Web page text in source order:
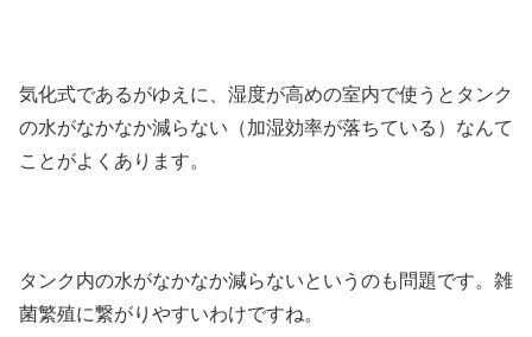
気化式であるがゆえに、湿度が高めの室内で使うとタンク
の水がなかなか減らない（加湿効率が落ちている）なんて
ことがよくあります。
タンク内の水がなかなか減らないというのも問題です。雑
菌繁殖に繋がりやすいわけですね。